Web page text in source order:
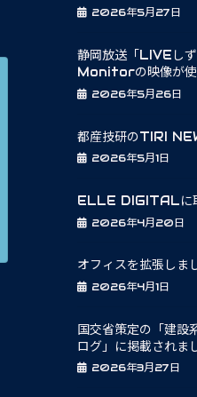
2026年5月27日
静岡放送「LIVEし
Monitorの映像が使
2026年5月26日
都産技研のTIRI
2026年5月1日
ELLE DIGITALに
2026年4月20日
オフィスを拡張しま
2026年4月1日
国交省策定の「建設
ログ」に掲載されま
2026年3月27日